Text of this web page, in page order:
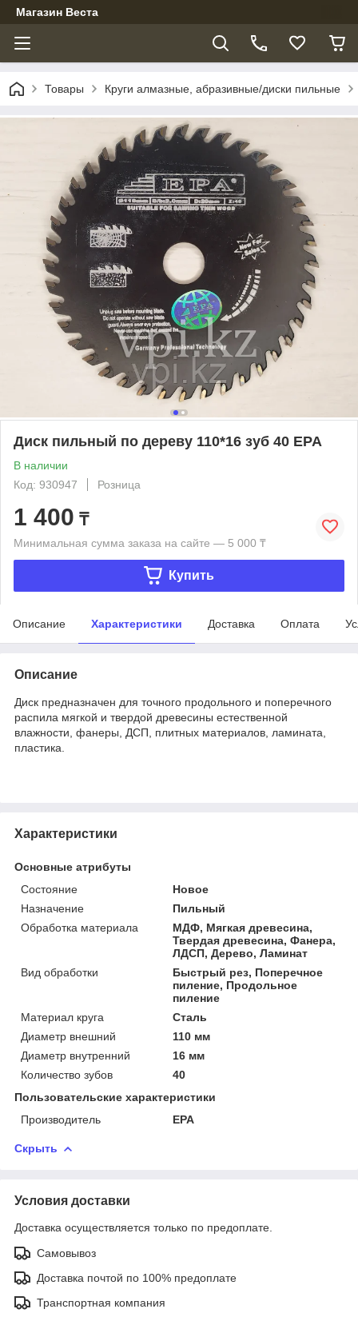
Магазин Веста
Товары Круги алмазные, абразивные/диски пильные
Диск пильный по дереву 110*16 зуб 40 EPA
В наличии
Код: 930947
Розница
1 400 ₸
Минимальная сумма заказа на сайте — 5 000 ₸
Купить
Описание Характеристики Доставка Оплата
Описание
Диск предназначен для точного продольного и поперечного
распила мягкой и твердой древесины естественной
влажности, фанеры, ДСП, плитных материалов, ламината,
пластика.
Характеристики
Основные атрибуты
Состояние
Новое
Назначение
Пильный
Обработка материала
МДФ, Мягкая древесина,
Твердая древесина, Фанера,
ЛДСП, Дерево, Ламинат
Вид обработки
Быстрый рез, Поперечное
пиление, Продольное
пиление
Материал круга
Сталь
Диаметр внешний
110 мм
Диаметр внутренний
16 мм
Количество зубов
40
Пользовательские характеристики
Производитель
EPA
Скрыть
Условия доставки
Доставка осуществляется только по предоплате.
Самовывоз
Доставка почтой по 100% предоплате
Транспортная компания